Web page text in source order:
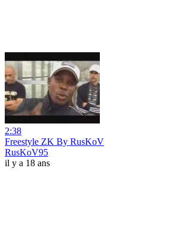
2:38
Freestyle ZK By RusKoV
RusKoV95
il y a 18 ans